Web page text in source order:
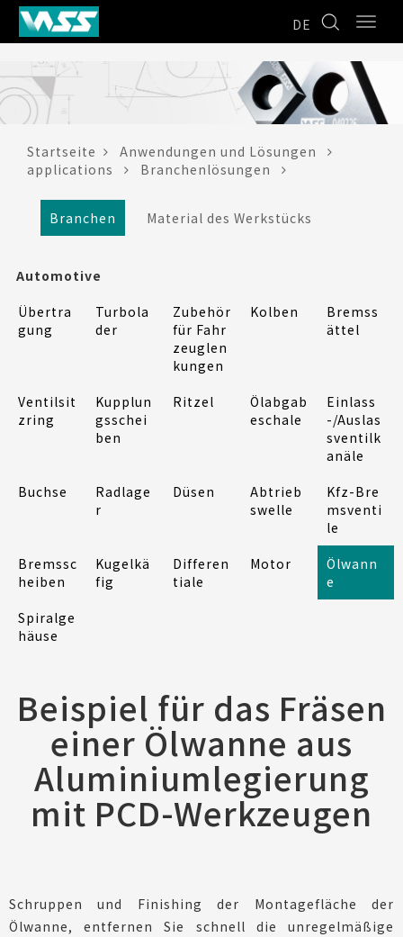
DE
Startseite
Anwendungen und Lösungen
applications
Branchenlösungen
Branchen Material des Werkstücks
Automotive
Übertra
gung
Turbola
der
Zubehör
für Fahr
zeuglen
kungen
Kolben
Bremss
ättel
Ventilsit
zring
Kupplun
gsschei
ben
Ritzel
Ölabgab
eschale
Einlass
-/Auslas
sventilk
anäle
Buchse
Radlage
r
Düsen
Abtrieb
swelle
Kfz-Bre
msventi
le
Bremssc
heiben
Kugelkä
fig
Differen
tiale
Motor
Ölwann
e
Spiralge
häuse
Beispiel für das Fräsen
einer Ölwanne aus
Aluminiumlegierung
mit PCD-Werkzeugen
Schruppen und Finishing der Montagefläche der
Ölwanne, entfernen Sie schnell die unregelmäßige